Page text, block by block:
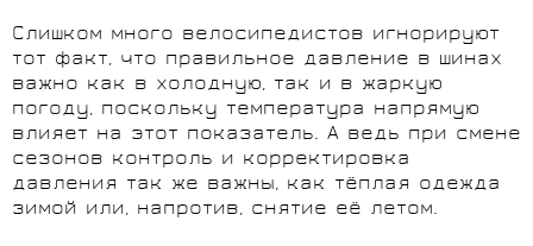
Слишком много велосипедистов игнорируют
тот факт, что правильное давление в шинах
важно как в холодную, так и в жаркую
погоду, поскольку температура напрямую
влияет на этот показатель. А ведь при смене
сезонов контроль и корректировка
давления так же важны, как тёплая одежда
зимой или, напротив, снятие её летом.